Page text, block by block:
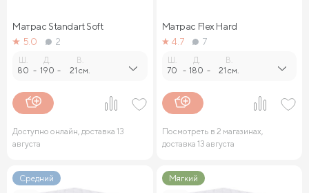
Матрас Standart Soft
5.0
2
80 -
Д.
190 -
В.
21 см.
Доступно онлайн, доставка 13
августа
Матрас Flex Hard
4.7
7
70 -
Д.
180 -
В.
21 см.
Посмотреть в 2 магазинах,
доставка 13 августа
Средний
Мягкий